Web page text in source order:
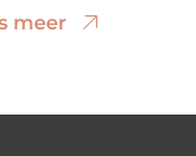
meer